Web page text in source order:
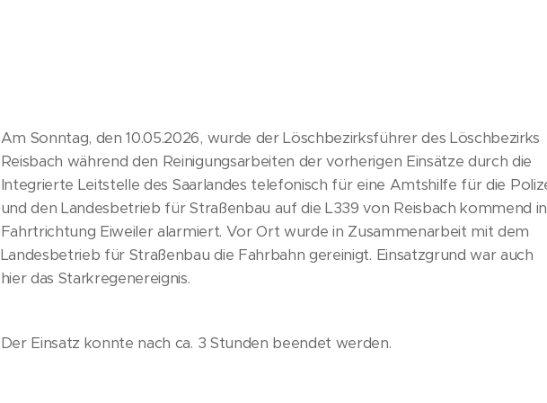
Am Sonntag, den 10.05.2026, wurde der Löschbezirksführer des Löschbezirks
Reisbach während den Reinigungsarbeiten der vorherigen Einsätze durch die
Integrierte Leitstelle des Saarlandes telefonisch für eine Amtshilfe für die
und den Landesbetrieb für Straßenbau auf die L339 von Reisbach kommend in
Fahrtrichtung Eiweiler alarmiert. Vor Ort wurde in Zusammenarbeit mit dem
Landesbetrieb für Straßenbau die Fahrbahn gereinigt. Einsatzgrund war auch
hier das Starkregenereignis.
Der Einsatz konnte nach ca. 3 Stunden beendet werden.